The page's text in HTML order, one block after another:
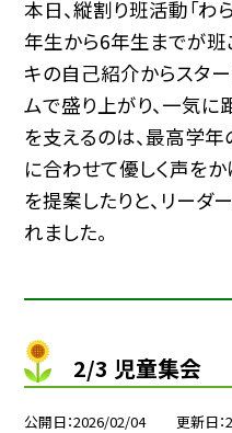
本日、縦割り班活動「わ
年生から6年生までが班
キの自己紹介からスター
ムで盛り上がり、一気に
を支えるのは、最高学
に合わせて優しく声を
を提案したりと、リーダ
れました。
2/3 児童集会
公開日 2026/02/04 更新日